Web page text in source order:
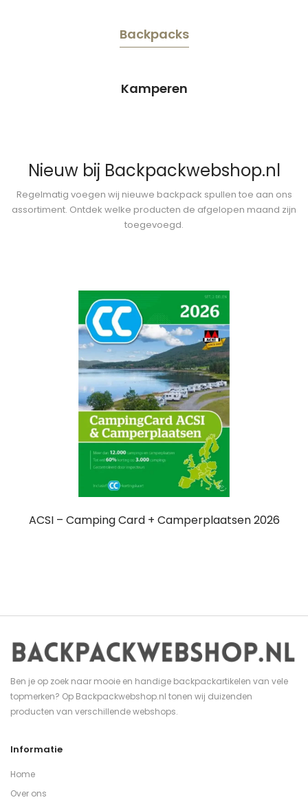
Backpacks
Kamperen
Nieuw bij Backpackwebshop.nl
Regelmatig voegen wij nieuwe backpack spullen toe aan ons
assortiment. Ontdek welke producten de afgelopen maand zijn
toegevoegd.
ACSI – Camping Card + Camperplaatsen 2026
Ben je op zoek naar mooie en handige backpackartikelen van vele
topmerken? Op Backpackwebshop.nl tonen wij duizenden
producten van verschillende webshops.
Informatie
Home
Over ons